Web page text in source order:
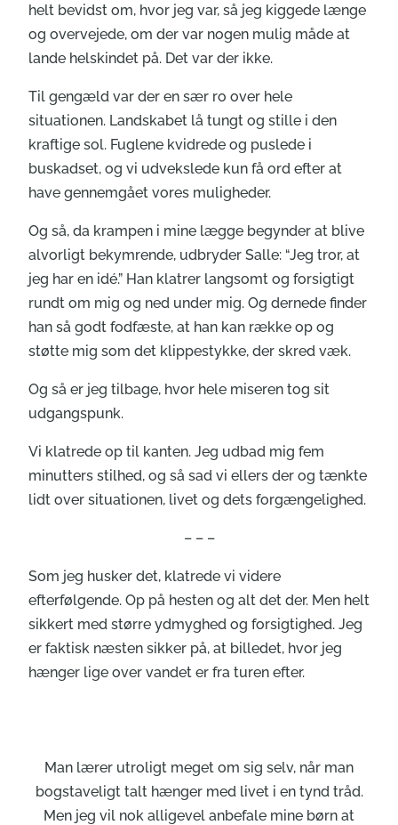
helt bevidst om, hvor jeg var, så jeg kiggede længe
og overvejede, om der var nogen mulig måde at
lande helskindet på. Det var der ikke.
Til gengæld var der en sær ro over hele
situationen. Landskabet lå tungt og stille i den
kraftige sol. Fuglene kvidrede og puslede i
buskadset, og vi udvekslede kun få ord efter at
have gennemgået vores muligheder.
Og så, da krampen i mine lægge begynder at blive
alvorligt bekymrende, udbryder Salle: “Jeg tror, at
jeg har en idé.” Han klatrer langsomt og forsigtigt
rundt om mig og ned under mig. Og dernede finder
han så godt fodfæste, at han kan række op og
støtte mig som det klippestykke, der skred væk.
Og så er jeg tilbage, hvor hele miseren tog sit
udgangspunk.
Vi klatrede op til kanten. Jeg udbad mig fem
minutters stilhed, og så sad vi ellers der og tænkte
lidt over situationen, livet og dets forgængelighed.
– – –
Som jeg husker det, klatrede vi videre
efterfølgende. Op på hesten og alt det der. Men helt
sikkert med større ydmyghed og forsigtighed. Jeg
er faktisk næsten sikker på, at billedet, hvor jeg
hænger lige over vandet er fra turen efter.
Man lærer utroligt meget om sig selv, når man
bogstaveligt talt hænger med livet i en tynd tråd.
Men jeg vil nok alligevel anbefale mine børn at